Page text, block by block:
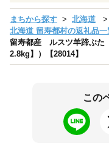
まちから探す 北海道
北海道 留寿都村の返礼品一
留寿都産 ルスツ羊蹄ぶた
2.8kg】）【28014】
この